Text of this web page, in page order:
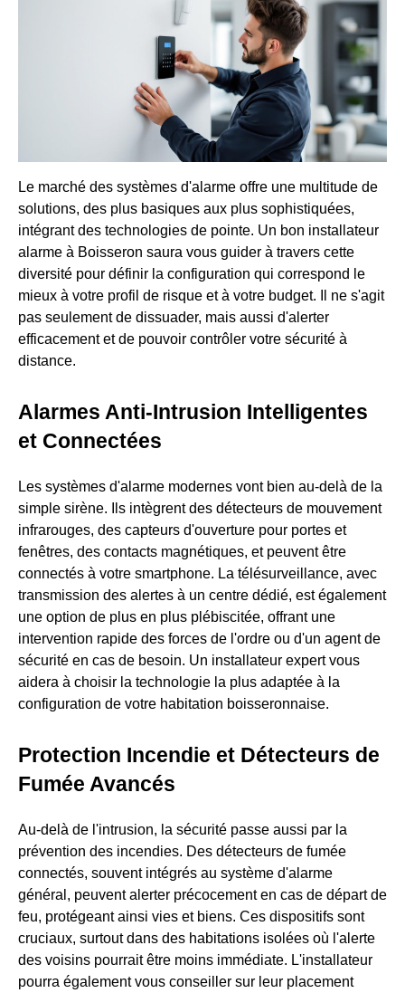
Le marché des systèmes d'alarme offre une multitude de
solutions, des plus basiques aux plus sophistiquées,
intégrant des technologies de pointe. Un bon installateur
alarme à Boisseron saura vous guider à travers cette
diversité pour définir la configuration qui correspond le
mieux à votre profil de risque et à votre budget. Il ne s'agit
pas seulement de dissuader, mais aussi d'alerter
efficacement et de pouvoir contrôler votre sécurité à
distance.
Alarmes Anti-Intrusion Intelligentes
et Connectées
Les systèmes d'alarme modernes vont bien au-delà de la
simple sirène. Ils intègrent des détecteurs de mouvement
infrarouges, des capteurs d'ouverture pour portes et
fenêtres, des contacts magnétiques, et peuvent être
connectés à votre smartphone. La télésurveillance, avec
transmission des alertes à un centre dédié, est également
une option de plus en plus plébiscitée, offrant une
intervention rapide des forces de l'ordre ou d'un agent de
sécurité en cas de besoin. Un installateur expert vous
aidera à choisir la technologie la plus adaptée à la
configuration de votre habitation boisseronnaise.
Protection Incendie et Détecteurs de
Fumée Avancés
Au-delà de l'intrusion, la sécurité passe aussi par la
prévention des incendies. Des détecteurs de fumée
connectés, souvent intégrés au système d'alarme
général, peuvent alerter précocement en cas de départ de
feu, protégeant ainsi vies et biens. Ces dispositifs sont
cruciaux, surtout dans des habitations isolées où l'alerte
des voisins pourrait être moins immédiate. L'installateur
pourra également vous conseiller sur leur placement